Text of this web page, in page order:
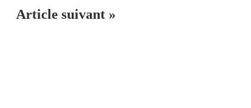
Article suivant »